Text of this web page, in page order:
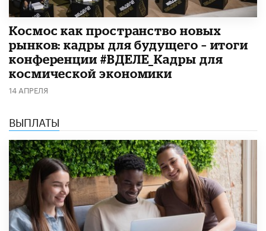
Космос как пространство новых
рынков: кадры для будущего – итоги
конференции #ВДЕЛЕ_Кадры для
космической экономики
14 АПРЕЛЯ
ВЫПЛАТЫ